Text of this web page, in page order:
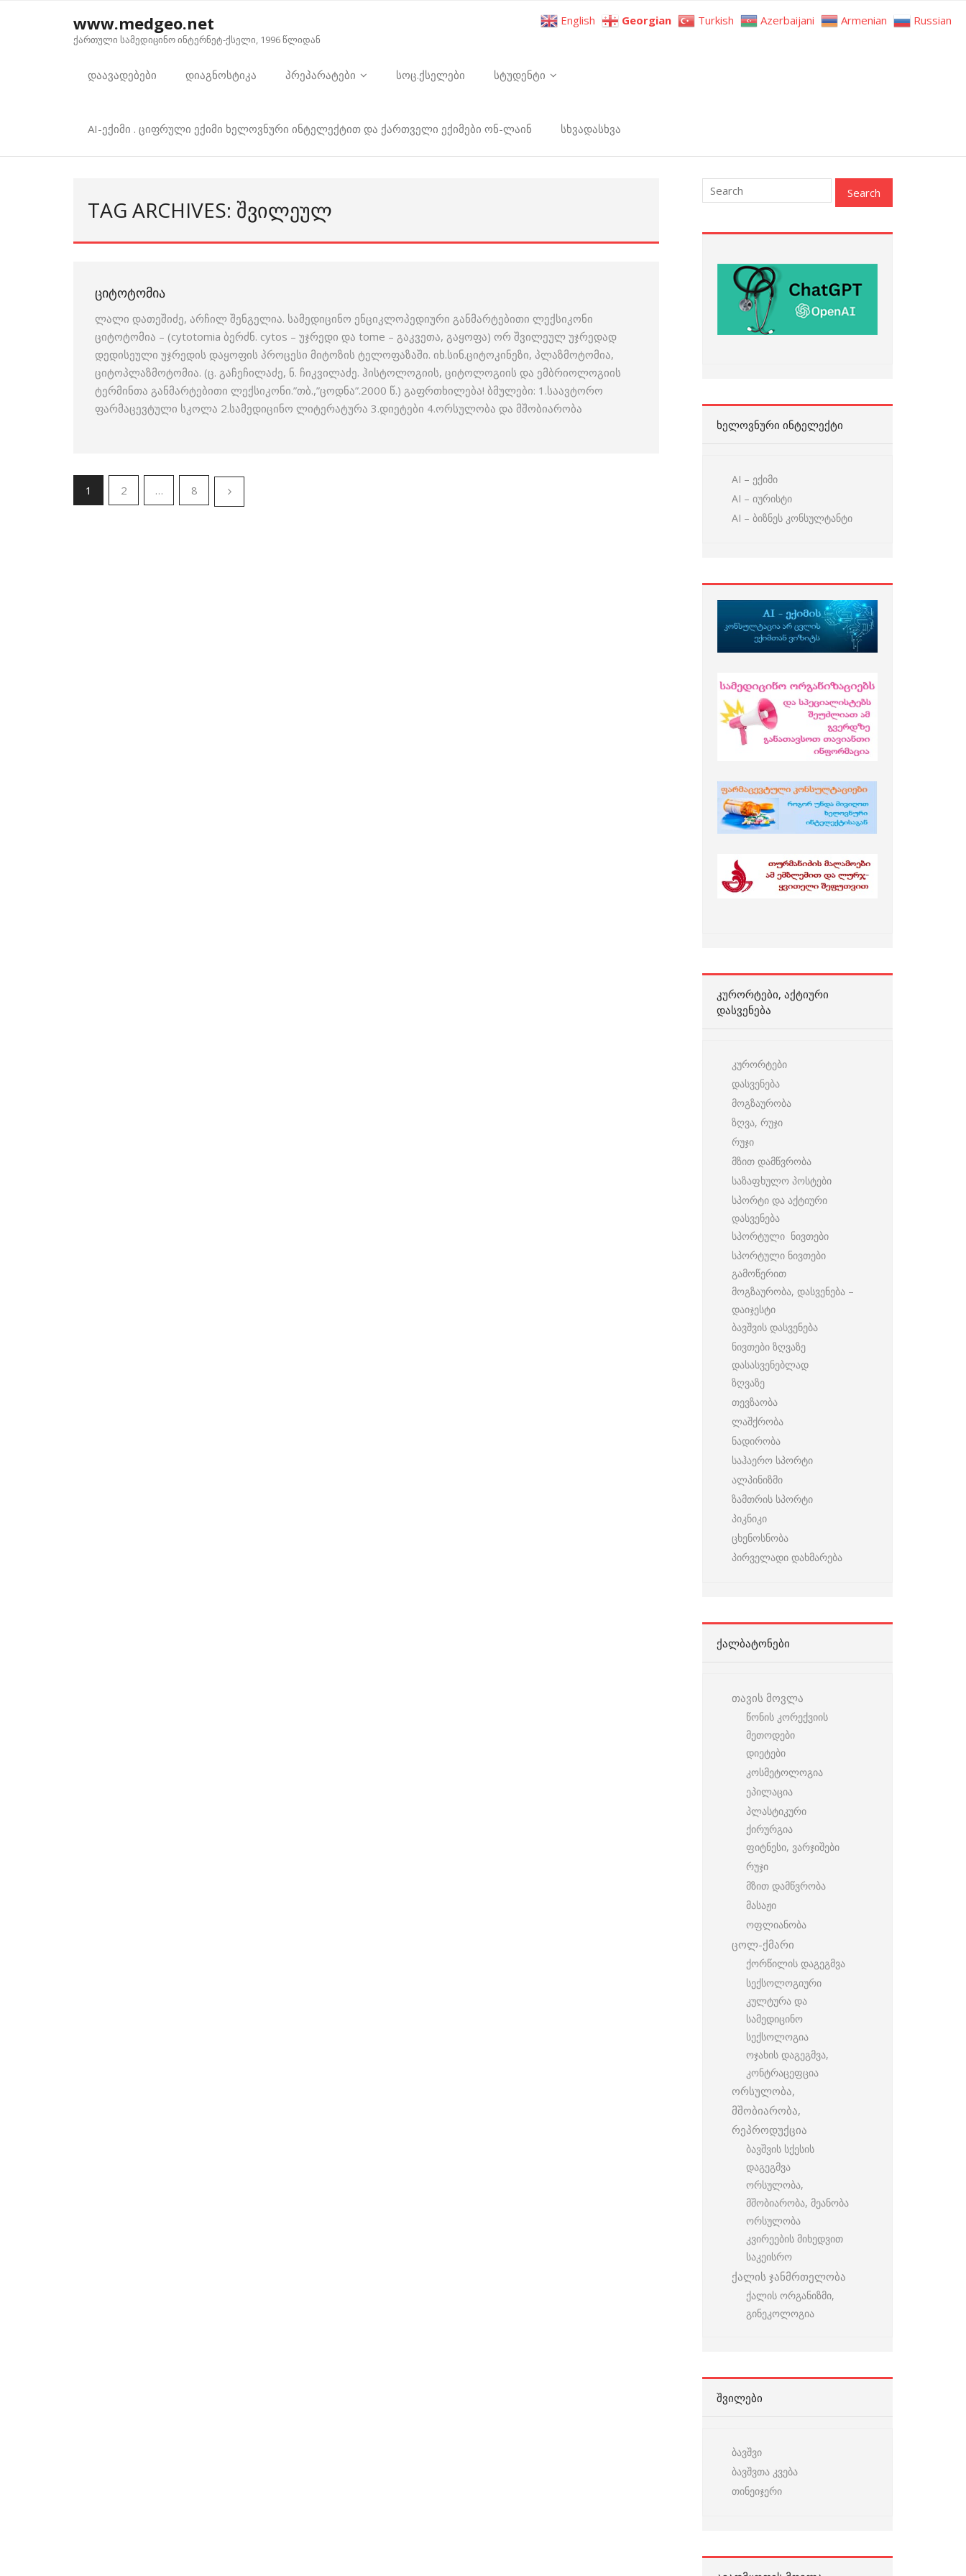
www.medgeo.net
ქართული სამედიცინო ინტერნეტ-ქსელი, 1996 წლიდან
დაავადებები დიაგნოსტიკა პრეპარატები სოც.ქსელები სტუდენტი
AI-ექიმი . ციფრული ექიმი ხელოვნური ინტელექტით და ქართველი ექიმები ონ-ლაინ სხვადასხვა
TAG ARCHIVES: ᲨᲕᲘᲚᲔᲣᲚ
ᲪᲘᲢᲝᲢᲝᲛᲘᲐ
ლალი დათეშიძე, არჩილ შენგელია. სამედიცინო ენციკლოპედიური განმარტებითი ლექსიკონი
ციტოტომია – (cytotomia ბერძნ. cytos – უჯრედი და tome – გაკვეთა, გაყოფა) ორ შვილეულ უჯრედად
დედისეული უჯრედის დაყოფის პროცესი მიტოზის ტელოფაზაში. იხ.სინ.ციტოკინეზი, პლაზმოტომია,
ციტოპლაზმოტომია. (ც. გაჩეჩილაძე, ნ. ჩიკვილაძე. ჰისტოლოგიის, ციტოლოგიის და ემბრიოლოგიის
ტერმინთა განმარტებითი ლექსიკონი.”თბ.,”ცოდნა”.2000 წ.) გაფრთხილება! ბმულები: 1.საავტორო
ფარმაცევტული სკოლა 2.სამედიცინო ლიტერატურა 3.დიეტები 4.ორსულობა და მშობიარობა
1 2 … 8
ᲮᲔᲚᲝᲕᲜᲣᲠᲘ ᲘᲜᲢᲔᲚᲔᲥᲢᲘ
AI – ექიმი
AI – იურისტი
AI – ბიზნეს კონსულტანტი
ᲙᲣᲠᲝᲠᲢᲔᲑᲘ, ᲐᲥᲢᲘᲣᲠᲘ
ᲓᲐᲡᲕᲔᲜᲔᲑᲐ
კურორტები
დასვენება
მოგზაურობა
ზღვა, რუჯი
რუჯი
მზით დამწვრობა
საზაფხულო პოსტები
სპორტი და აქტიური
დასვენება
სპორტული ნივთები
სპორტული ნივთები
გამოწერით
მოგზაურობა, დასვენება –
დაიჯესტი
ბავშვის დასვენება
ნივთები ზღვაზე
დასასვენებლად
ზღვაზე
თევზაობა
ლაშქრობა
ნადირობა
საჰაერო სპორტი
ალპინიზმი
ზამთრის სპორტი
პიკნიკი
ცხენოსნობა
პირველადი დახმარება
ᲥᲐᲚᲑᲐᲢᲝᲜᲔᲑᲘ
თავის მოვლა
წონის კორექვიის
მეთოდები
დიეტები
კოსმეტოლოგია
ეპილაცია
პლასტიკური
ქირურგია
ფიტნესი, ვარჯიშები
რუჯი
მზით დამწვრობა
მასაჟი
ოფლიანობა
ცოლ-ქმარი
ქორწილის დაგეგმვა
სექსოლოგიური
კულტურა და
სამედიცინო
სექსოლოგია
ოჯახის დაგეგმვა,
კონტრაცეფცია
ორსულობა,
მშობიარობა,
რეპროდუქცია
ბავშვის სქესის
დაგეგმვა
ორსულობა,
მშობიარობა, მეანობა
ორსულობა
კვირეების მიხედვით
საკეისრო
ქალის ჯანმრთელობა
ქალის ორგანიზმი,
გინეკოლოგია
ᲨᲕᲘᲚᲔᲑᲘ
ბავშვი
ბავშვთა კვება
თინეიჯერი
English Georgian Turkish Azerbaijani Armenian Russian